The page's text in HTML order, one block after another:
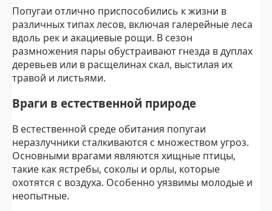
Попугаи отлично приспособились к жизни в
различных типах лесов, включая галерейные леса
вдоль рек и акациевые рощи. В сезон
размножения пары обустраивают гнезда в дуплах
деревьев или в расщелинах скал, выстилая их
травой и листьями.
Враги в естественной природе
В естественной среде обитания попугаи
неразлучники сталкиваются с множеством угроз.
Основными врагами являются хищные птицы,
такие как ястребы, соколы и орлы, которые
охотятся с воздуха. Особенно уязвимы молодые и
неопытные.